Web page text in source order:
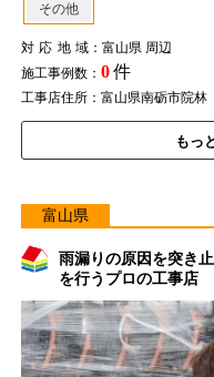
その他
対応地域：富山県 周辺
施工事例数： 0件
工事店住所：富山県南砺市院林
もっ
富山県
雨漏りの原因を突き
を行うプロの工事店